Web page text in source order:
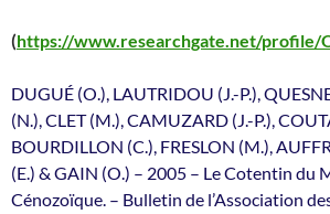
(https://www.researchgate.net/profile/
DUGUÉ (O.), LAUTRIDOU (J.-P.),
(N.), CLET (M.), CAMUZARD (J.-P.),
BOURDILLON (C.), FRESLON (M.),
(E.) & GAIN (O.) – 2005 – Le Cotentin du
Cénozoïque. – Bulletin de l’Association